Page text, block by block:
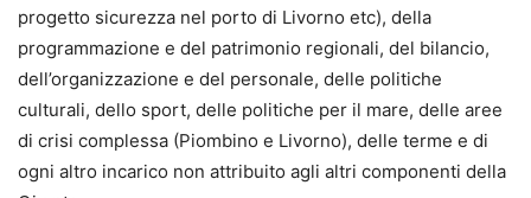
progetto sicurezza nel porto di Livorno etc), della
programmazione e del patrimonio regionali, del bilancio,
dell’organizzazione e del personale, delle politiche
culturali, dello sport, delle politiche per il mare, delle aree
di crisi complessa (Piombino e Livorno), delle terme e di
ogni altro incarico non attribuito agli altri componenti della